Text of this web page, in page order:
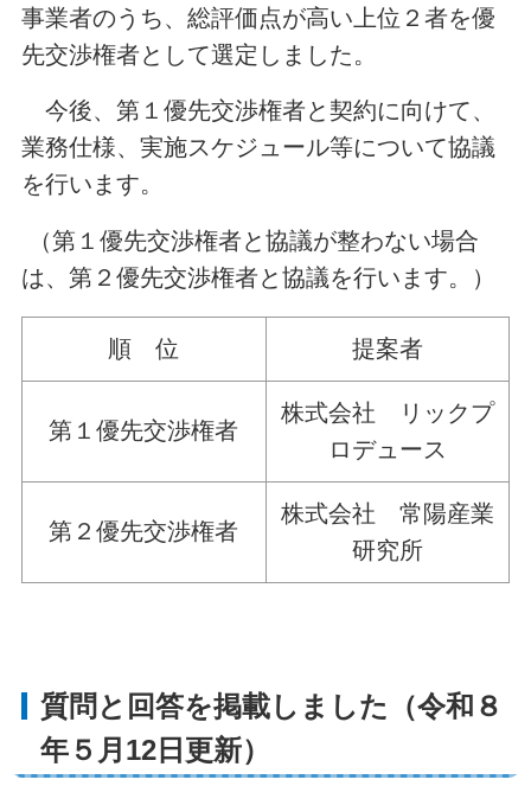
事業者のうち、総評価点が高い上位２者を優
先交渉権者として選定しました。
今後、第１優先交渉権者と契約に向けて、
業務仕様、実施スケジュール等について協議
を行います。
（第１優先交渉権者と協議が整わない場合
は、第２優先交渉権者と協議を行います。）
順 位 提案者
第１優先交渉権者
株式会社 リックプ
ロデュース
第２優先交渉権者
株式会社 常陽産業
研究所
質問と回答を掲載しました（令和８
年５月12日更新）